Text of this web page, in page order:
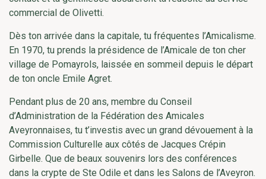
commercial de Olivetti.
Dès ton arrivée dans la capitale, tu fréquentes l’Amicalisme.
En 1970, tu prends la présidence de l’Amicale de ton cher
village de Pomayrols, laissée en sommeil depuis le départ
de ton oncle Emile Agret.
Pendant plus de 20 ans, membre du Conseil
d’Administration de la Fédération des Amicales
Aveyronnaises, tu t’investis avec un grand dévouement à la
Commission Culturelle aux côtés de Jacques Crépin
Girbelle. Que de beaux souvenirs lors des conférences
dans la crypte de Ste Odile et dans les Salons de l’Aveyron.